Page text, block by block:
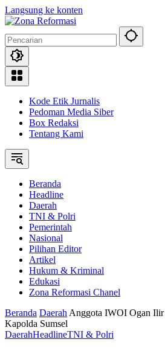
Langsung ke konten
Kode Etik Jurnalis
Pedoman Media Siber
Box Redaksi
Tentang Kami
Beranda
Headline
Daerah
TNI & Polri
Pemerintah
Nasional
Pilihan Editor
Artikel
Hukum & Kriminal
Edukasi
Zona Reformasi Chanel
Beranda Daerah Anggota IWOI Ogan Ilir
Kapolda Sumsel
DaerahHeadlineTNI & Polri